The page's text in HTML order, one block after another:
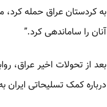
به کردستان عراق حمله کرد،
آنان را ساماندهی کرد.”
بعد از تحولات اخیر عراق،‌
درباره کمک تسلیحاتی